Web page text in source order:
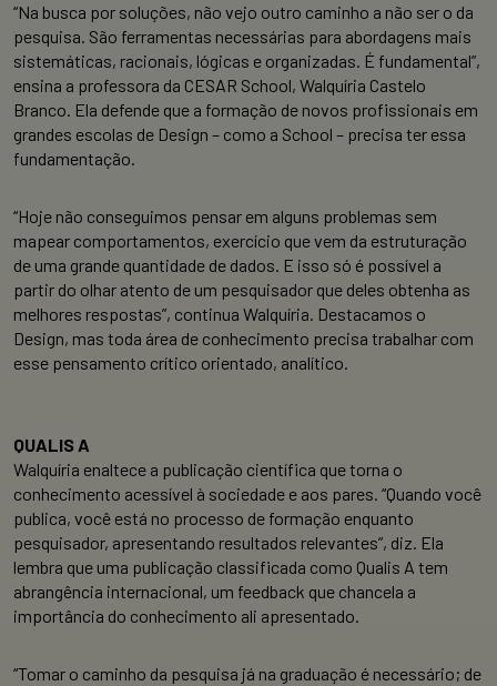
“Na busca por soluções, não vejo outro caminho a não ser o da
pesquisa. São ferramentas necessárias para abordagens mais
sistemáticas, racionais, lógicas e organizadas. É fundamental”,
ensina a professora da CESAR School, Walquíria Castelo
Branco. Ela defende que a formação de novos profissionais em
grandes escolas de Design – como a School – precisa ter essa
fundamentação.
“Hoje não conseguimos pensar em alguns problemas sem
mapear comportamentos, exercício que vem da estruturação
de uma grande quantidade de dados. E isso só é possível a
partir do olhar atento de um pesquisador que deles obtenha as
melhores respostas”, continua Walquíria. Destacamos o
Design, mas toda área de conhecimento precisa trabalhar com
esse pensamento crítico orientado, analítico.
QUALIS A
Walquíria enaltece a publicação científica que torna o
conhecimento acessível à sociedade e aos pares. “Quando você
publica, você está no processo de formação enquanto
pesquisador, apresentando resultados relevantes”, diz. Ela
lembra que uma publicação classificada como Qualis A tem
abrangência internacional, um feedback que chancela a
importância do conhecimento ali apresentado.
“Tomar o caminho da pesquisa já na graduação é necessário; de